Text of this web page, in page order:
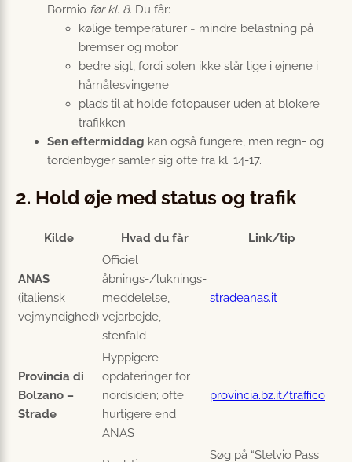
Bormio før kl. 8. Du får:
kølige temperaturer = mindre belastning på
bremser og motor
bedre sigt, fordi solen ikke står lige i øjnene i
hårnålesvingene
plads til at holde fotopauser uden at blokere
trafikken
Sen eftermiddag kan også fungere, men regn- og
tordenbyger samler sig ofte fra kl. 14-17.
2. Hold øje med status og trafik
Kilde Hvad du får Link/tip
ANAS
(italiensk
vejmyndighed)
Officiel
åbnings-/luknings-
meddelelse,
vejarbejde,
stenfald
stradeanas.it
Provincia di
Bolzano –
Strade
Hyppigere
opdateringer for
nordsiden; ofte
hurtigere end
ANAS
provincia.bz.it/traffico
Søg på “Stelvio Pass